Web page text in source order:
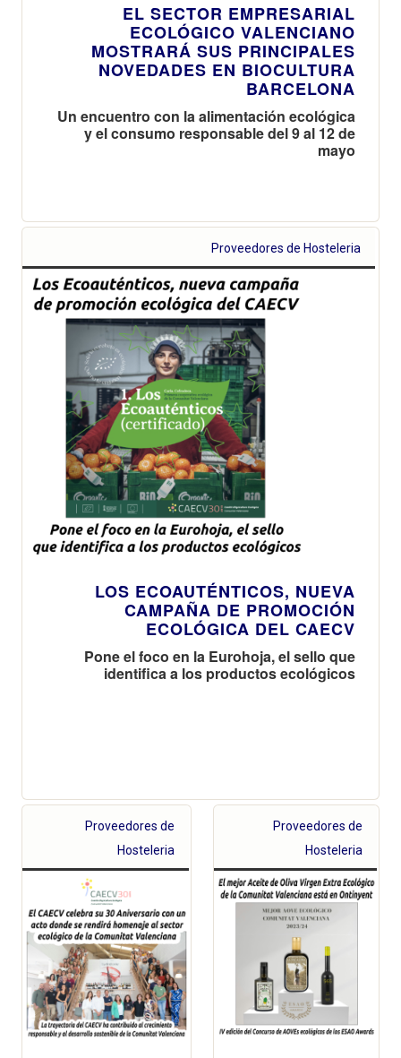
EL SECTOR EMPRESARIAL
ECOLÓGICO VALENCIANO
MOSTRARÁ SUS PRINCIPALES
NOVEDADES EN BIOCULTURA
BARCELONA
Un encuentro con la alimentación ecológica
y el consumo responsable del 9 al 12 de
mayo
Proveedores de Hosteleria
LOS ECOAUTÉNTICOS, NUEVA
CAMPAÑA DE PROMOCIÓN
ECOLÓGICA DEL CAECV
Pone el foco en la Eurohoja, el sello que
identifica a los productos ecológicos
Proveedores de
Hosteleria
Proveedores de
Hosteleria